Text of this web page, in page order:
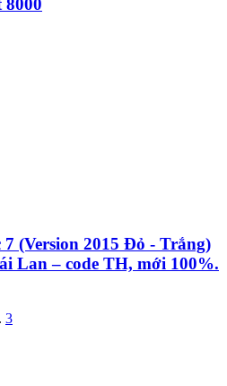
8000
(Version 2015 Đỏ - Trắng)
Lan – code TH, mới 100%.
3